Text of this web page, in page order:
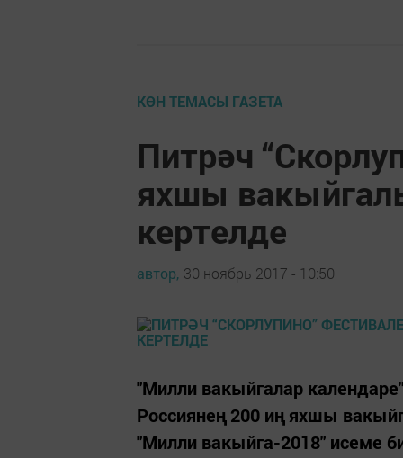
КӨН ТЕМАСЫ ГАЗЕТА
Питрәч
яхшы
кертелде
автор, 30 ноябрь 2017 - 10:50
"Милли вакыйгалар
Россиянең 200 иң яхшы
"Милли вакыйга-2018" исеме